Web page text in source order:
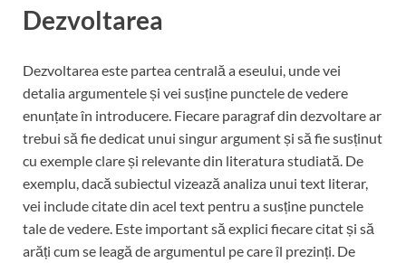
Dezvoltarea
Dezvoltarea este partea centrală a eseului, unde vei
detalia argumentele și vei susține punctele de vedere
enunțate în introducere. Fiecare paragraf din dezvoltare ar
trebui să fie dedicat unui singur argument și să fie susținut
cu exemple clare și relevante din literatura studiată. De
exemplu, dacă subiectul vizează analiza unui text literar,
vei include citate din acel text pentru a susține punctele
tale de vedere. Este important să explici fiecare citat și să
arăți cum se leagă de argumentul pe care îl prezinți. De